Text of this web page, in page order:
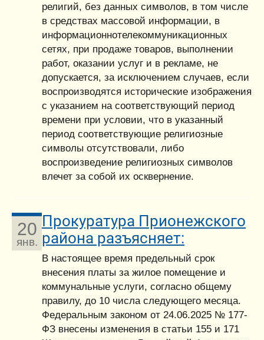
религий, без данных символов, в том числе
в средствах массовой информации, в
информационнотелекоммуникационных
сетях, при продаже товаров, выполнении
работ, оказании услуг и в рекламе, не
допускается, за исключением случаев, если
воспроизводятся исторические изображения
с указанием на соответствующий период
времени при условии, что в указанный
период соответствующие религиозные
символы отсутствовали, либо
воспроизведение религиозных символов
влечет за собой их осквернение.
20
янв.
Прокуратура Прионежского
района разъясняет:
В настоящее время предельный срок
внесения платы за жилое помещение и
коммунальные услуги, согласно общему
правилу, до 10 числа следующего месяца.
Федеральным законом от 24.06.2025 № 177-
ФЗ внесены изменения в статьи 155 и 171